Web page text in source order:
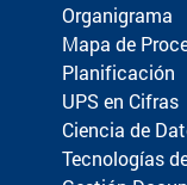
Organigrama
Mapa de
Planificación
UPS en Cifras
Ciencia de
Tecnologías